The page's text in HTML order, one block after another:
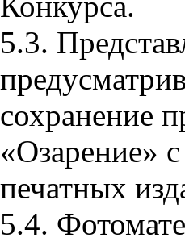
5.3.
сохранение
«Озарение»
печатных
5.4.